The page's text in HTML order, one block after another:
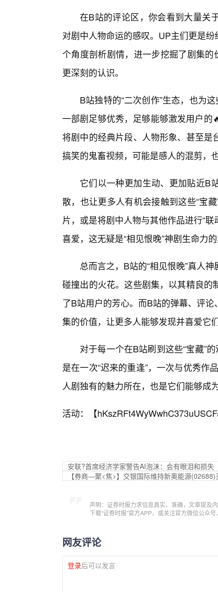
在B站的评论区，你会看到大量关
对剧中人物命运的感叹。UP主们更是
个角度剖析剧情，进一步挖掘了剧集
更深刻的认识。
B站独特的“二次创作”生态，也为
一部剧足够优秀，足够能够激发用户
将剧中的经典片段、人物形象、甚至
搞笑的鬼畜视频，可能是感人的混剪，
它们以一种更加生动、更加贴近B
散，也让更多人有机会接触到这些“宝
片，或是将剧中人物与其他作品进行“
喜爱，这无疑是“相见恨晚”神剧生命力
总而言之，B站的“相见恨晚”真人
碰撞出的火花。这些剧集，以其精良
了B站用户的芳心。而B站的弹幕、评
集的价值，让更多人能够发现并喜爱它
对于每一个在B站刷到这些“宝藏”
是在一次“迟来的重逢”，一次与优秀作
人剧独有的魅力所在，也是它们能够成
活动：【
安联?首席经济学家警告AI泡沫：会有眼泪和损失
【券商—聚<焦>】交银国际维持新奥能源
声明：证券时报力求信息真实、准确，文章提及
下载“证券时报”官方APP，或关注官方微信公众
网友评论
登录后可以发言